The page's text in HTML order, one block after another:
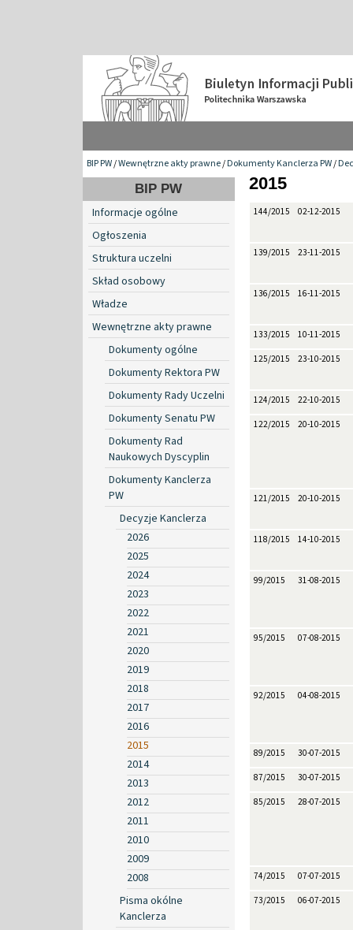
BIP PW/Wewnętrzne akty prawne/Dokumenty Kanclerza PW/
BIP PW
Informacje ogólne
Ogłoszenia
Struktura uczelni
Skład osobowy
Władze
Wewnętrzne akty prawne
Dokumenty ogólne
Dokumenty Rektora PW
Dokumenty Rady Uczelni
Dokumenty Senatu PW
Dokumenty Rad
Naukowych Dyscyplin
Dokumenty Kanclerza
PW
Decyzje Kanclerza
2026
2025
2024
2023
2022
2021
2020
2019
2018
2017
2016
2015
2014
2013
2012
2011
2010
2009
2008
Pisma okólne
Kanclerza
2015
144/2015 02-12-2015
139/2015 23-11-2015
136/2015 16-11-2015
133/2015 10-11-2015
125/2015 23-10-2015
124/2015 22-10-2015
122/2015 20-10-2015
121/2015 20-10-2015
118/2015 14-10-2015
99/2015 31-08-2015
95/2015 07-08-2015
92/2015 04-08-2015
89/2015 30-07-2015
87/2015 30-07-2015
85/2015 28-07-2015
74/2015 07-07-2015
73/2015 06-07-2015